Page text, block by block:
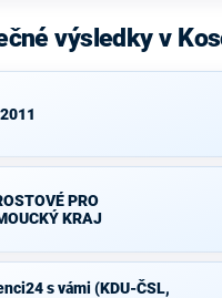
výsledky v
PRO
KRAJ
s vámi (KDU-ČSL,